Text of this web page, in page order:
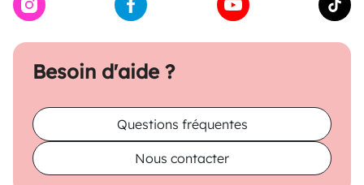
Besoin d'aide ?
Questions fréquentes
Nous contacter